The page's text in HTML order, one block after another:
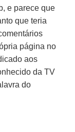
e parece que
que teria
página no
aos
da TV
do